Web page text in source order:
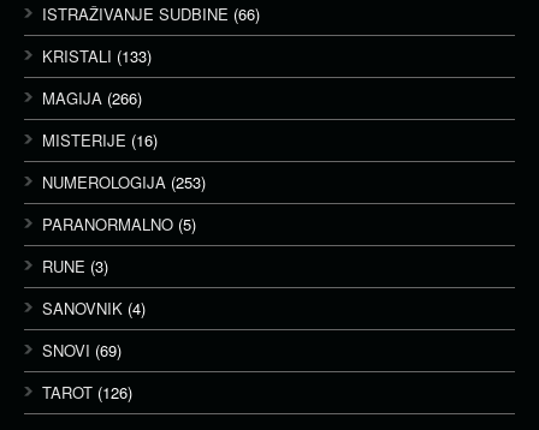
ISTRAŽIVANJE SUDBINE (66)
KRISTALI (133)
MAGIJA (266)
MISTERIJE (16)
NUMEROLOGIJA (253)
PARANORMALNO (5)
RUNE (3)
SANOVNIK (4)
SNOVI (69)
TAROT (126)